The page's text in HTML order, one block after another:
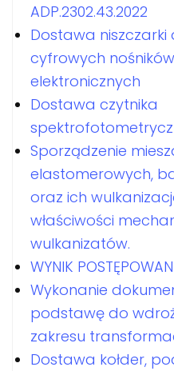
ADP.2302.43.2022
Dostawa niszczarki
cyfrowych
elektronicznych
Dostawa czytnika
Sporządzenie
elastomerowych,
oraz ich
właściwości
wulkanizatów.
WYNIK
Wykonanie
podstawę do
zakresu
Dostawa kołder,